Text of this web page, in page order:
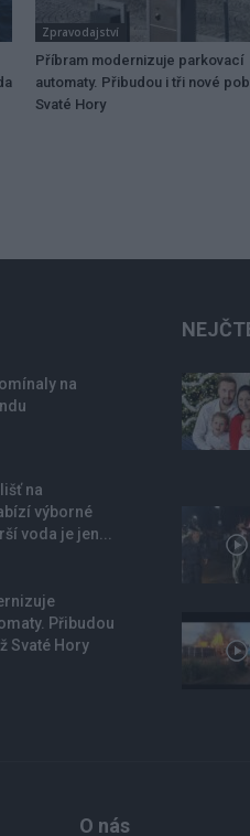
Zpravodajství
Příbram modernizuje parkovací
automaty. Přibudou i tři nové
Svaté Hory
na
na
výborné
voda je jen...
Přibudou
Svaté Hory
O nás